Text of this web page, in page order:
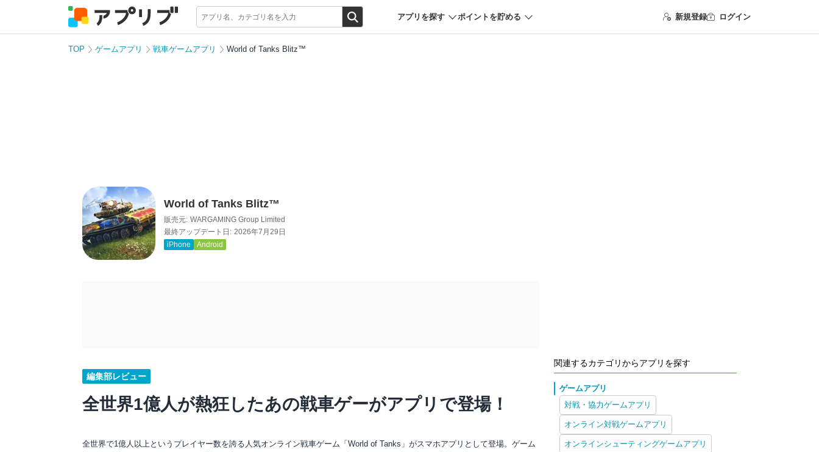
アプリを探す ポイントを貯める 新規登録 ログイン
TOP ゲームアプリ 戦車ゲームアプリ World of Tanks Blitz™
World of Tanks Blitz™
販売元: WARGAMING Group Limited
最終アップデート日: 2026年7月29日
iPhone
Android
編集部レビュー
全世界1億人が熱狂したあの戦車ゲーがアプリで登場！
全世界で1億人以上というプレイヤー数を誇る人気オンライン戦車ゲーム「World of Tanks」がスマホアプリとして登場。ゲーム
関連するカテゴリからアプリを探す
ゲームアプリ
対戦・協力ゲームアプリ
オンライン対戦ゲームアプリ
オンラインシューティングゲームアプリ